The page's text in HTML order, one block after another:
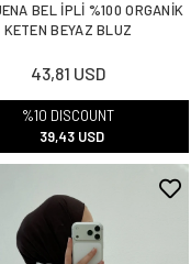
BEL İPLİ %100 ORGANİK
KETEN BEYAZ BLUZ
43,81 USD
%10 DISCOUNT
39,43 USD